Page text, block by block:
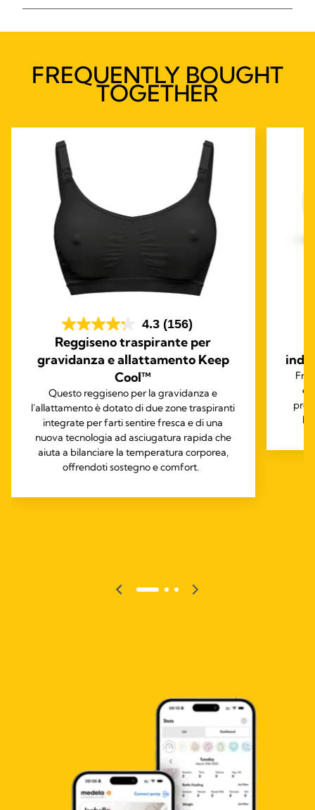
FREQUENTLY BOUGHT
TOGETHER
4.3 (156)
Reggiseno traspirante per
gravidanza e allattamento Keep
Cool™
Questo reggiseno per la gravidanza e
l'allattamento è dotato di due zone traspiranti
integrate per farti sentire fresca e di una
nuova tecnologia ad asciugatura rapida che
aiuta a bilanciare la temperatura corporea,
offrendoti sostegno e comfort.